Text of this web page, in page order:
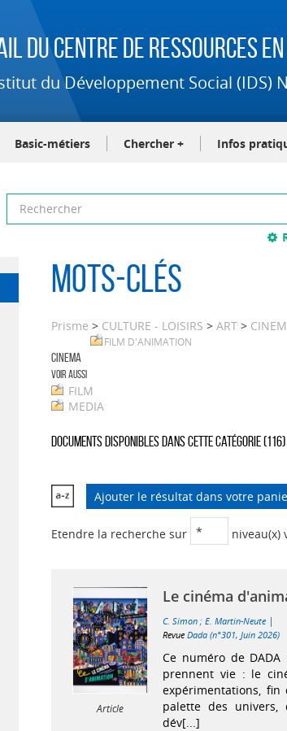
du Centre de Ressources
du Développement Social (IDS)
Basic-métiers Chercher + Infos
Mots-clés
Prisme > CULTURE - LOISIRS > ART >
FILM D'ANIMATION
CINEMA
Voir aussi
FILM
MEDIA
Documents disponibles dans cette catégorie (116)
Ajouter le résultat dans votre
Etendre la recherche sur niveau(x)
Article
Le cinéma
C. Simon ;E. Martin-Neute |
RevueDada (n°301, Juin 2026)
Ce numéro de
prennent vie : le
expérimentations, fin
palette des
dév[...]